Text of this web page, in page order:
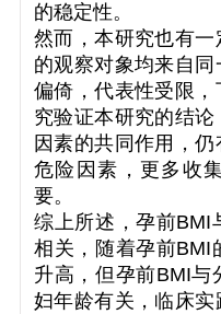
的稳定性。
然而，本研究也有
的观察对象均来自
偏倚，代表性受限
究验证本研究的结
因素的共同作用，
危险因素，更多收
要。
综上所述，孕前BMI
相关，随着孕前BMI
升高，但孕前BMI与
妇年龄有关，临床